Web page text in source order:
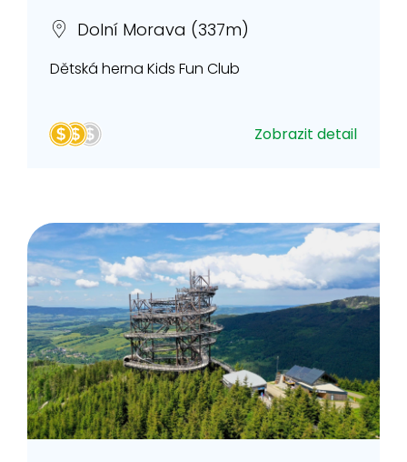
Dolní Morava (337m)
Dětská herna Kids Fun Club
Zobrazit detail